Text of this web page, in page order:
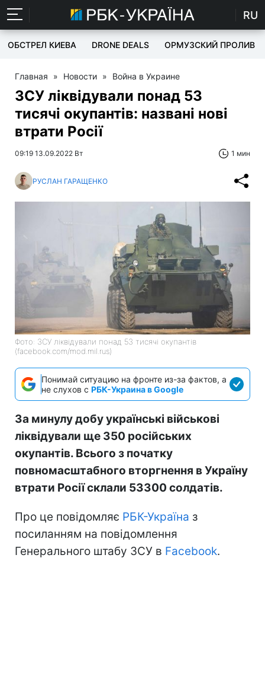
RU
ОБСТРЕЛ КИЕВА DRONE DEALS ОРМУЗСКИЙ ПРОЛИВ
Главная » Новости » Война в Украине
ЗСУ ліквідували понад 53
тисячі окупантів: названі нові
втрати Росії
09:19 13.09.2022 Вт 1 мин
РУСЛАН ГАРАЩЕНКО
Фото: ЗСУ ліквідували понад 53 тисячі окупантів
(facebook.com/mod.mil.rus)
Понимай ситуацию на фронте из-за фактов, а
не слухов с РБК-Украина в Google
За минулу добу українські військові
ліквідували ще 350 російських
окупантів. Всього з початку
повномасштабного вторгнення в Україну
втрати Росії склали 53300 солдатів.
Про це повідомляє РБК-Україна з
посиланням на повідомлення
Генерального штабу ЗСУ в Facebook.